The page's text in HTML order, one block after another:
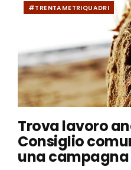
#TRENTAMETRIQUADRI
Trova lavoro
Consiglio
una